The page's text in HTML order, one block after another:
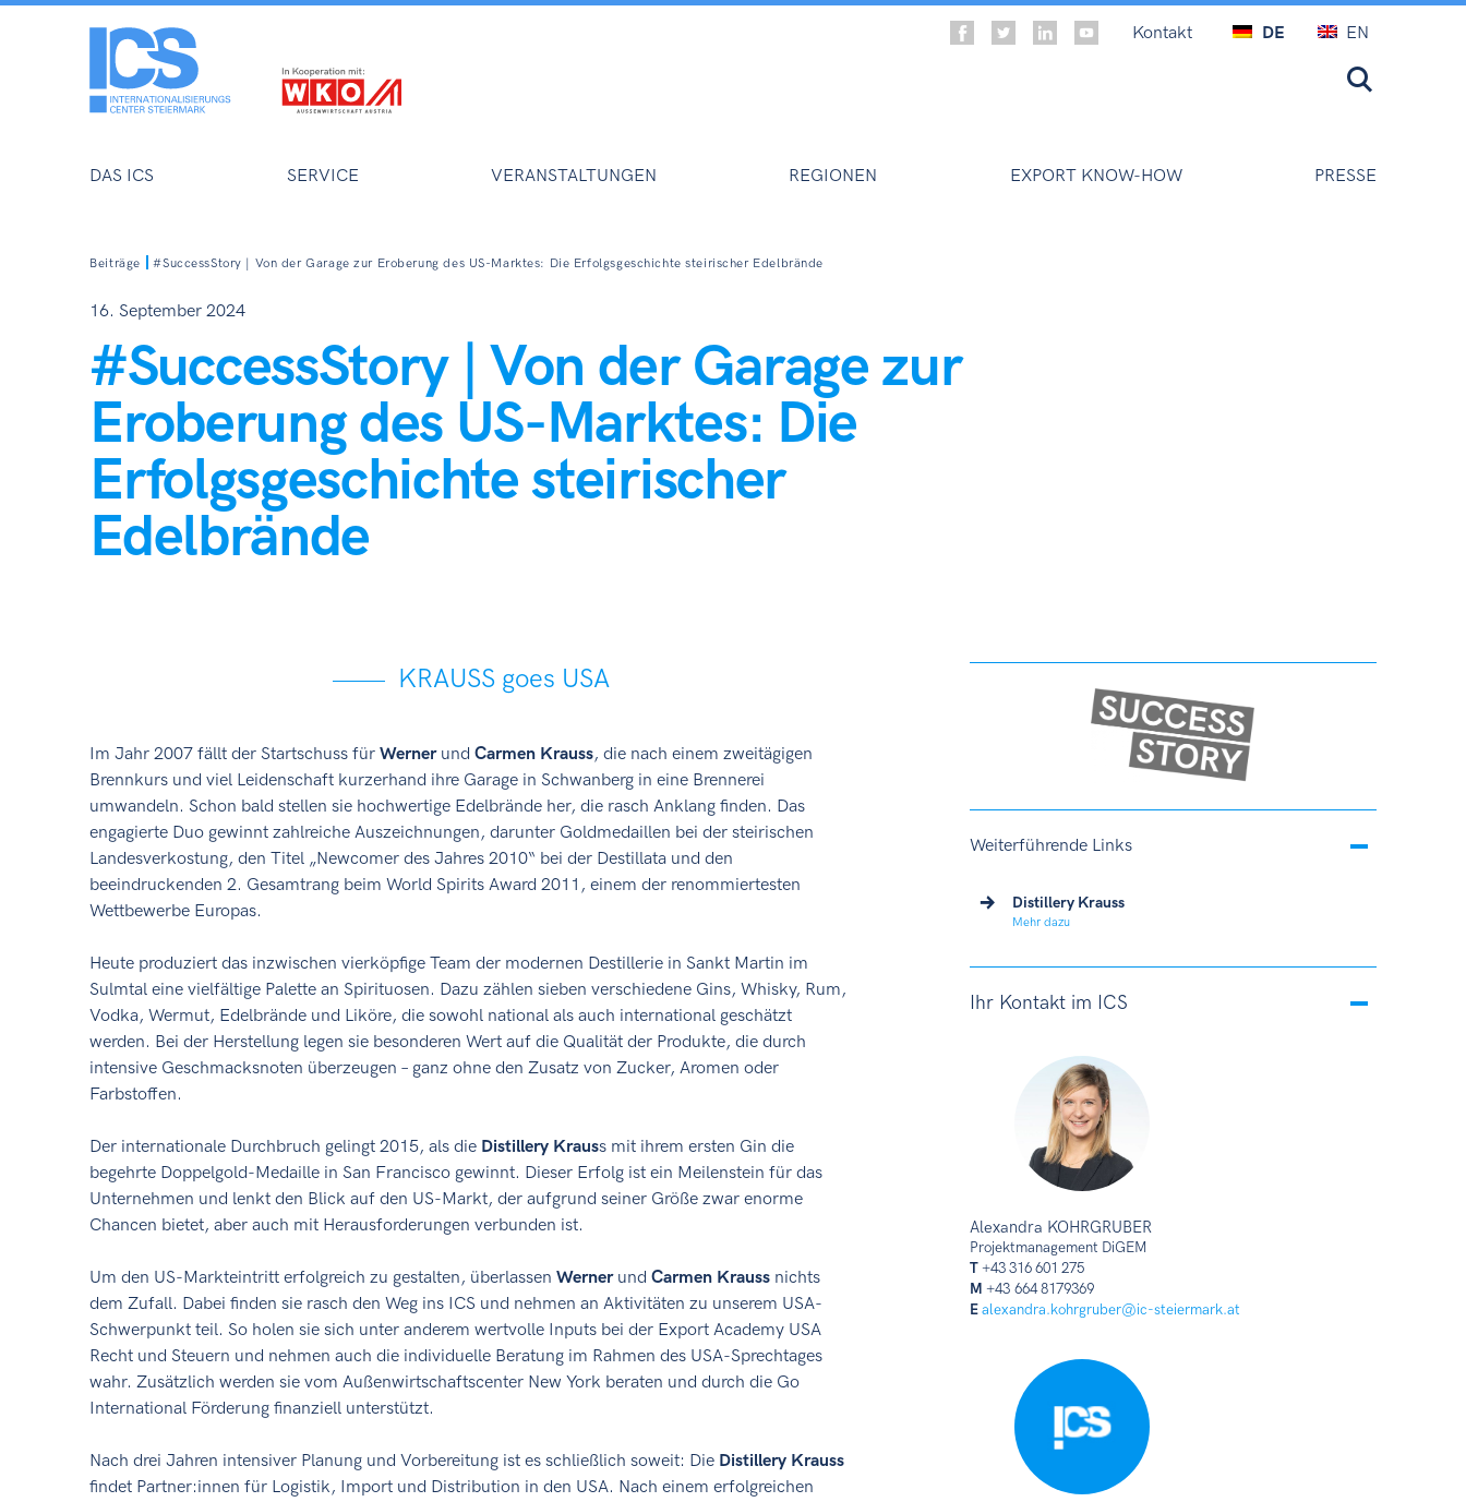
DAS ICS SERVICE VERANSTALTUNGEN REGIONEN EXPORT KNOW-HOW PRESSE
Kontakt DE EN
Beiträge #SuccessStory | Von der Garage zur Eroberung des US-Marktes: Die Erfolgsgeschichte steirischer Edelbrände
16. September 2024
#SuccessStory | Von der Garage zur
Eroberung des US-Marktes: Die
Erfolgsgeschichte steirischer
Edelbrände
Weiterführende Links
Distillery Krauss
Mehr dazu
Ihr Kontakt im ICS
Alexandra KOHRGRUBER
Projektmanagement DiGEM
T+43 316 601 275
M +43 664 8179369
E alexandra.kohrgruber@ic-steiermark.at
KRAUSS goes USA
Im Jahr 2007 fällt der Startschuss fürWernerundCarmen Krauss, die nach einem zweitägigen
Brennkurs und viel Leidenschaft kurzerhand ihre Garage in Schwanberg in eine Brennerei
umwandeln. Schon bald stellen sie hochwertige Edelbrände her, die rasch Anklang finden. Das
engagierte Duo gewinnt zahlreiche Auszeichnungen, darunter Goldmedaillen bei der steirischen
Landesverkostung, den Titel „Newcomer des Jahres 2010“ bei der Destillata und den
beeindruckenden 2. Gesamtrang beim World Spirits Award 2011, einem der renommiertesten
Wettbewerbe Europas.
Heute produziert das inzwischen vierköpfige Team der modernen Destillerie in Sankt Martin im
Sulmtal eine vielfältige Palette an Spirituosen. Dazu zählen sieben verschiedene Gins, Whisky, Rum,
Vodka, Wermut, Edelbrände und Liköre, die sowohl national als auch international geschätzt
werden. Bei der Herstellung legen sie besonderen Wert auf die Qualität der Produkte, die durch
intensive Geschmacksnoten überzeugen – ganz ohne den Zusatz von Zucker, Aromen oder
Farbstoffen.
Der internationale Durchbruch gelingt 2015, als die Distillery Krauss mit ihrem ersten Gin die
begehrte Doppelgold-Medaille in San Francisco gewinnt. Dieser Erfolg ist ein Meilenstein für das
Unternehmen und lenkt den Blick auf den US-Markt, der aufgrund seiner Größe zwar enorme
Chancen bietet, aber auch mit Herausforderungen verbunden ist.
Um den US-Markteintritt erfolgreich zu gestalten, überlassenWernerundCarmen Krauss nichts
dem Zufall. Dabei finden sie rasch den Weg ins ICS und nehmen an Aktivitäten zu unserem USA-
Schwerpunkt teil. So holen sie sich unter anderem wertvolle Inputs bei der Export Academy USA
Recht und Steuern und nehmen auch die individuelle Beratung im Rahmen des USA-Sprechtages
wahr. Zusätzlich werden sie vom Außenwirtschaftscenter New York beraten und durch die Go
International Förderung finanziell unterstützt.
Nach drei Jahren intensiver Planung und Vorbereitung ist es schließlich soweit: Die Distillery Krauss
findet Partner:innen für Logistik, Import und Distribution in den USA. Nach einem erfolgreichen